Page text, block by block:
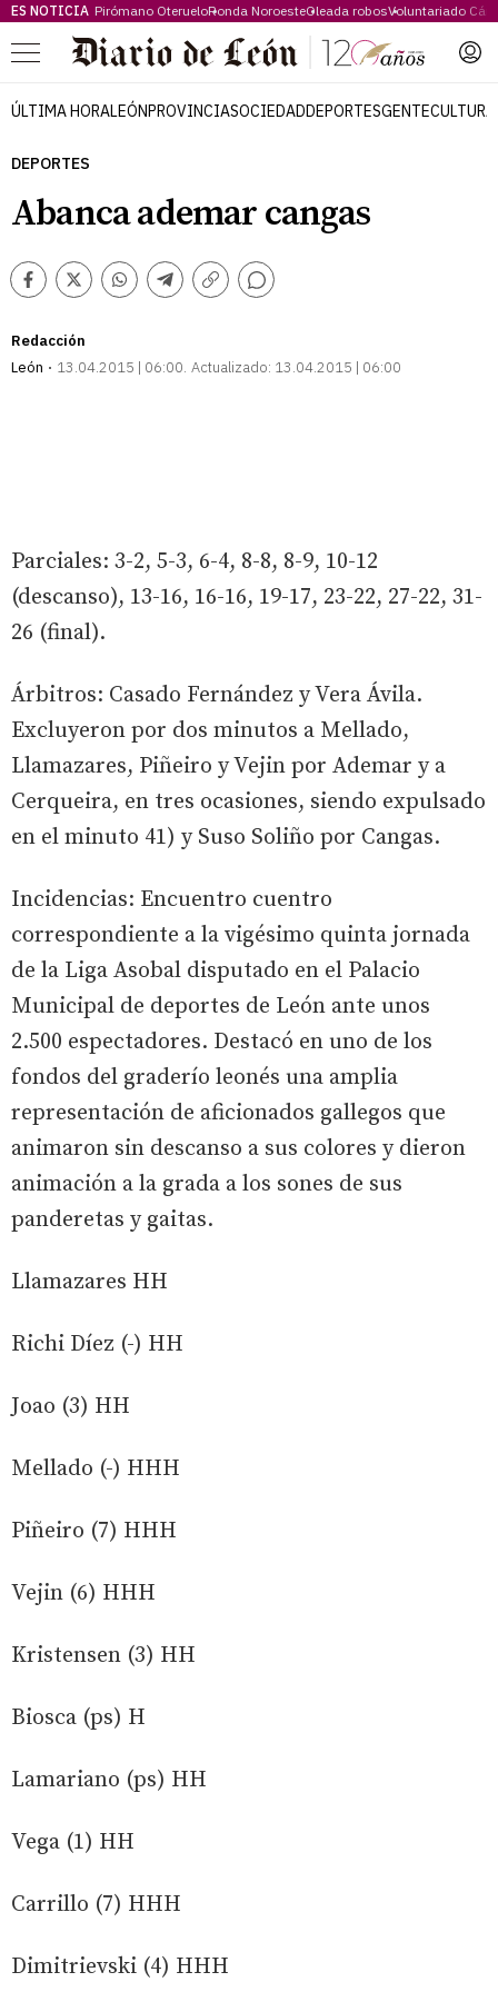
ES NOTICIA Pirómano OterueloRonda NoroesteOleada robosVoluntariado
Menú
ÚLTIMA HORALEÓNPROVINCIASOCIEDADDEPORTESGENTECULTURA
DEPORTES
Abanca ademar cangas
Facebook
TwitterWhatsappTelegram
Copiar
Comentarios
Redacción
León
13.04.2015 | 06:00 Actualizado: 13.04.2015 | 06:00
Parciales: 3-2, 5-3, 6-4, 8-8, 8-9, 10-12
(descanso), 13-16, 16-16, 19-17, 23-22, 27-22, 31-
26 (final).
Árbitros: Casado Fernández y Vera Ávila.
Excluyeron por dos minutos a Mellado,
Llamazares, Piñeiro y Vejin por Ademar y a
Cerqueira, en tres ocasiones, siendo expulsado
en el minuto 41) y Suso Soliño por Cangas.
Incidencias: Encuentro cuentro
correspondiente a la vigésimo quinta jornada
de la Liga Asobal disputado en el Palacio
Municipal de deportes de León ante unos
2.500 espectadores. Destacó en uno de los
fondos del graderío leonés una amplia
representación de aficionados gallegos que
animaron sin descanso a sus colores y dieron
animación a la grada a los sones de sus
panderetas y gaitas.
Llamazares HH
Richi Díez (-) HH
Joao (3) HH
Mellado (-) HHH
Piñeiro (7) HHH
Vejin (6) HHH
Kristensen (3) HH
Biosca (ps) H
Lamariano (ps) HH
Vega (1) HH
Carrillo (7) HHH
Dimitrievski (4) HHH